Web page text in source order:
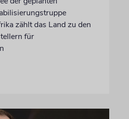
zählt das Land zu den
für